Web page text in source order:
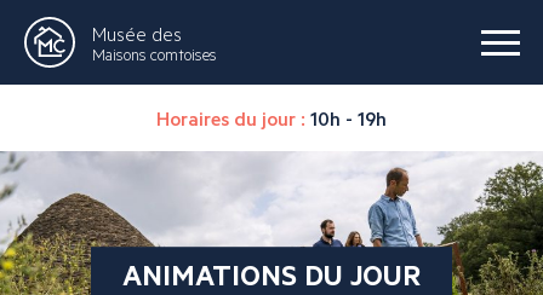
Musée des
Maisons comtoises
Horaires du jour : 10h - 19h
ANIMATIONS DU JOUR